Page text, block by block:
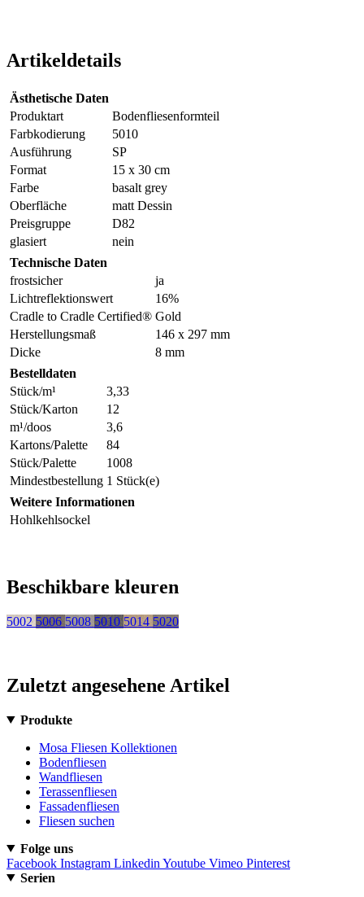
Artikeldetails
Ästhetische Daten
Produktart
Bodenfliesenformteil
Farbkodierung
5010
Ausführung
SP
Format
15 x 30 cm
Farbe
basalt grey
Oberfläche
matt Dessin
Preisgruppe
D82
glasiert
nein
Technische Daten
frostsicher
ja
Lichtreflektionswert
16%
Cradle to Cradle Certified® Gold
Herstellungsmaß
146 x 297 mm
Dicke
8 mm
Bestelldaten
Stück/m¹
3,33
Stück/Karton
12
m¹/doos
3,6
Kartons/Palette
84
Stück/Palette
1008
Mindestbestellung 1 Stück(e)
Weitere Informationen
Hohlkehlsockel
Beschikbare kleuren
5002 5006 5008 5010 5014 5020
Zuletzt angesehene Artikel
Produkte
Mosa Fliesen Kollektionen
Bodenfliesen
Wandfliesen
Terassenfliesen
Fassadenfliesen
Fliesen suchen
Folge uns
Facebook Instagram Linkedin Youtube Vimeo Pinterest
Serien